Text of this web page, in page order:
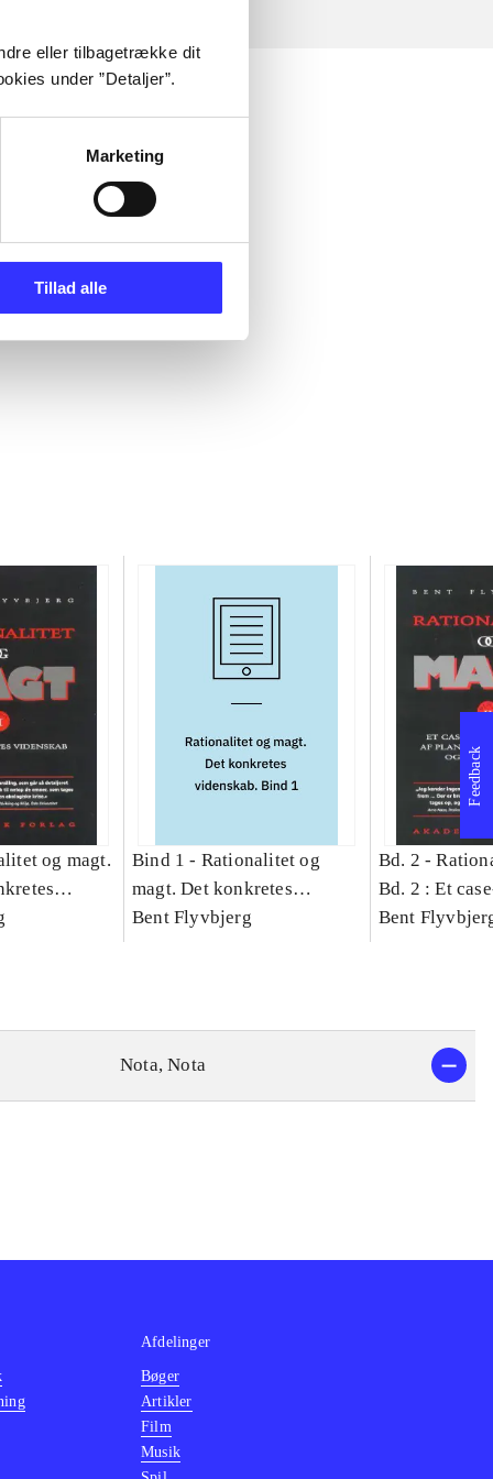
eller tilbagetrække dit
under ”Detaljer”.
Marketing
Tillad alle
og magt.
Bind 1 - Rationalitet og
magt. Det konkretes
videnskab. Bind 1
Bent Flyvbjerg
Bd. 2 -
Bd. 2 : Et
studie af
Bent
Nota, Nota
Feedback
Afdelinger
Bøger
Artikler
Film
Musik